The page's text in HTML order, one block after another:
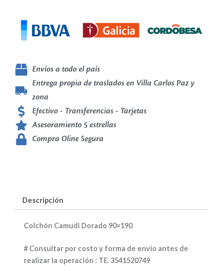
Envíos a todo el país
Entrega propia de traslados en Villa Carlos Paz y
zona
Efectivo - Transferencias - Tarjetas
Asesoramiento 5 estrellas
Compra Oline Segura
Descripción
Colchón Camudi Dorado 90×190
# Consultar por costo y forma de envio antes de
realizar la operación : TE. 3541520749